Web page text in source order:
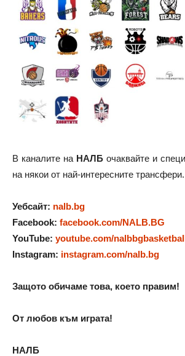
В каналите на НАЛБ очаквайте и
на някои от най-интересните трансфери.
Уебсайт: nalb.bg
Facebook: facebook.com/NALB.BG
YouTube: youtube.com/
Instagram: instagram.com/nalb.bg
Защото обичаме това, което правим!
От любов към играта!
НАЛБ